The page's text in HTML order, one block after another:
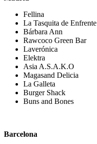
Fellina
La Tasquita de Enfrente
Bárbara Ann
Rawcoco Green Bar
Laverónica
Elektra
Asia A.S.A.K.O
Magasand Delicia
La Galleta
Burger Shack
Buns and Bones
Barcelona